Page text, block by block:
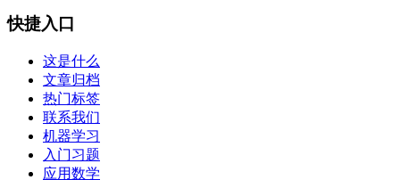
快捷入口
这是什么
文章归档
热门标签
联系我们
机器学习
入门习题
应用数学